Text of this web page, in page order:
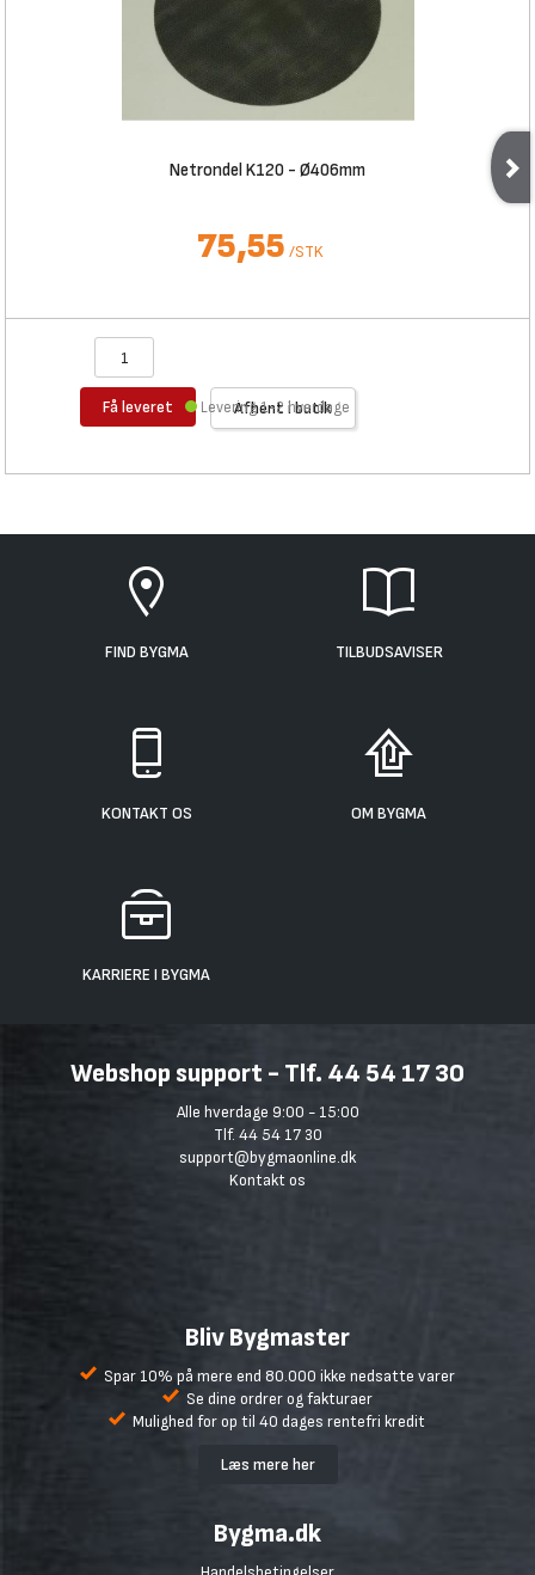
Netrondel K120 - Ø406mm
75,55 /STK
Få leveret Afhent i butik
Levering 1-2 hverdage
FIND BYGMA TILBUDSAVISER
KONTAKT OS OM BYGMA
KARRIERE I BYGMA
Webshop support - Tlf. 44 54 17 30
Alle hverdage 9:00 - 15:00
Tlf. 44 54 17 30
support@bygmaonline.dk
Kontakt os
Bliv Bygmaster
Spar 10% på mere end 80.000 ikke nedsatte varer
Se dine ordrer og fakturaer
Mulighed for op til 40 dages rentefri kredit
Læs mere her
Bygma.dk